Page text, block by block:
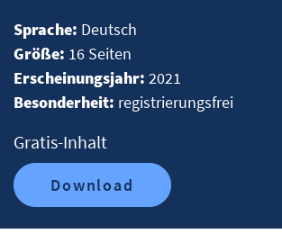
Sprache: Deutsch
Größe: 16 Seiten
Erscheinungsjahr: 2021
Besonderheit: registrierungsfrei
Gratis-Inhalt
Download